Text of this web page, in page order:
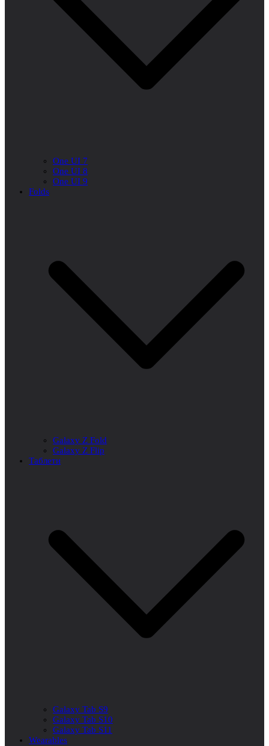
One UI 7
One UI 8
One UI 9
Folds
Galaxy Z Fold
Galaxy Z Flip
Таблети
Galaxy Tab S9
Galaxy Tab S10
Galaxy Tab S11
Wearables